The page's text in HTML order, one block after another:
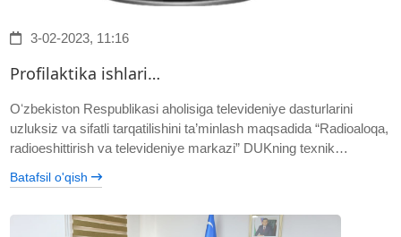
3-02-2023, 11:16
Profilaktika ishlari…
Oʻzbekiston Respublikasi aholisiga televideniye dasturlarini
uzluksiz va sifatli tarqatilishini ta’minlash maqsadida “Radioaloqa,
radioeshittirish va televideniye markazi” DUKning texnik…
Batafsil o'qish